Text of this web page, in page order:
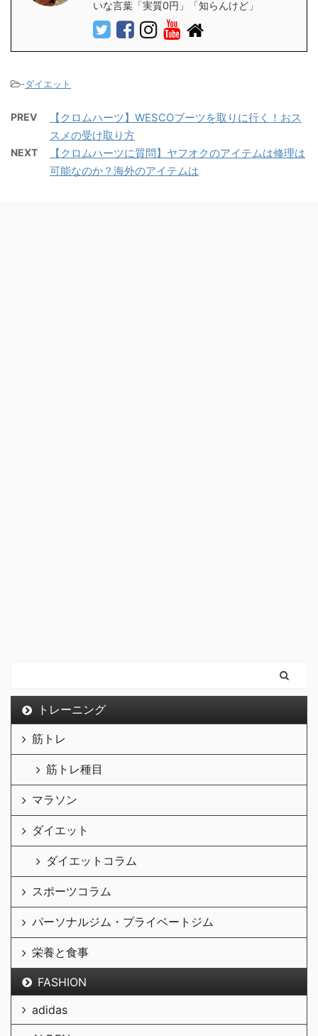
いな言葉「実質0円」「知らんけど」
-ダイエット
PREV
【クロムハーツ】WESCOブーツを取りに行く！おス
スメの受け取り方
NEXT
【クロムハーツに質問】ヤフオクのアイテムは修理は
可能なのか？海外のアイテムは
トレーニング
筋トレ
筋トレ種目
マラソン
ダイエット
ダイエットコラム
スポーツコラム
パーソナルジム・プライベートジム
栄養と食事
FASHION
adidas